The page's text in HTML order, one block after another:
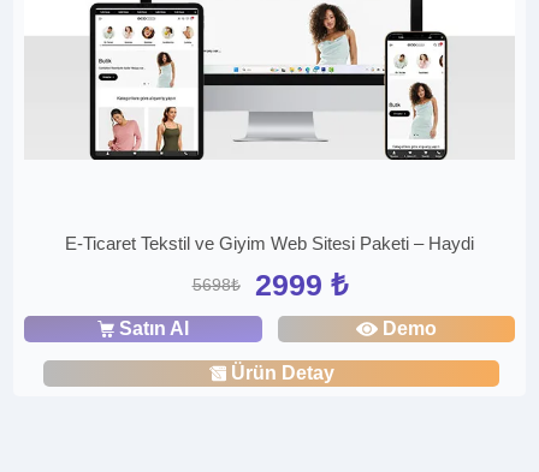
E-Ticaret Tekstil ve Giyim Web Sitesi Paketi – Haydi
5698₺ 2999 ₺
Satın Al Demo
Ürün Detay